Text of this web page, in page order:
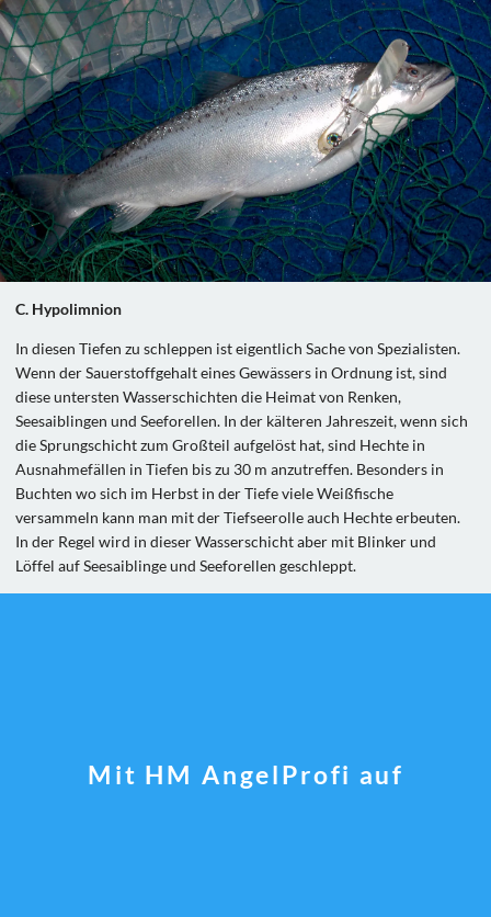
C. Hypolimnion
In diesen Tiefen zu schleppen ist eigentlich Sache von Spezialisten.
Wenn der Sauerstoffgehalt eines Gewässers in Ordnung ist, sind
diese untersten Wasserschichten die Heimat von Renken,
Seesaiblingen und Seeforellen. In der kälteren Jahreszeit, wenn sich
die Sprungschicht zum Großteil aufgelöst hat, sind Hechte in
Ausnahmefällen in Tiefen bis zu 30 m anzutreffen. Besonders in
Buchten wo sich im Herbst in der Tiefe viele Weißfische
versammeln kann man mit der Tiefseerolle auch Hechte erbeuten.
In der Regel wird in dieser Wasserschicht aber mit Blinker und
Löffel auf Seesaiblinge und Seeforellen geschleppt.
Mit HM AngelProfi auf